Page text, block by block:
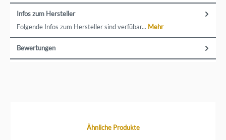
Infos zum Hersteller
Folgende Infos zum Hersteller sind verfübar... Mehr
Bewertungen
Produktgalerie überspringenÄhnliche Produkte